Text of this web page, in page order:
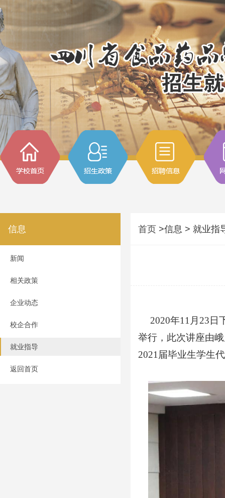
信息
新闻
相关政策
企业动态
校企合作
就业指导
返回首页
首页 >信息 > 就业指
2020年11月23日
举行，此次讲座由
2021届毕业生学生